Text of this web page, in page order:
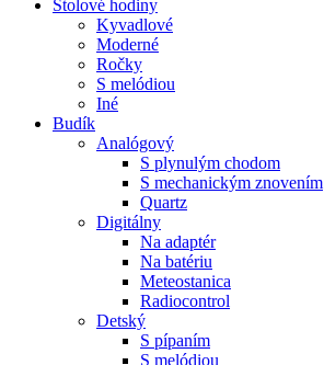
Stolové hodiny
Kyvadlové
Moderné
Ročky
S melódiou
Iné
Budík
Analógový
S plynulým chodom
S mechanickým znovením
Quartz
Digitálny
Na adaptér
Na batériu
Meteostanica
Radiocontrol
Detský
S pípaním
S melódiou